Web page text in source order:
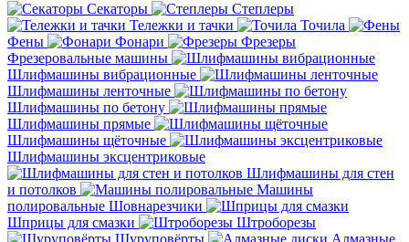
Секаторы
Степлеры
Тележки и тачки
Точила
Фены
Фонари
Фрезеры
Фрезеровальные машины
Шлифмашины вибрационные
Шлифмашины ленточные
Шлифмашины по бетону
Шлифмашины прямые
Шлифмашины щёточные
Шлифмашины эксцентриковые
Шлифмашины для стен
и потолков
Машины
полировальные Шовнарезчики
Шприцы для смазки
Штроборезы
Шуруповёрты
Алмазные